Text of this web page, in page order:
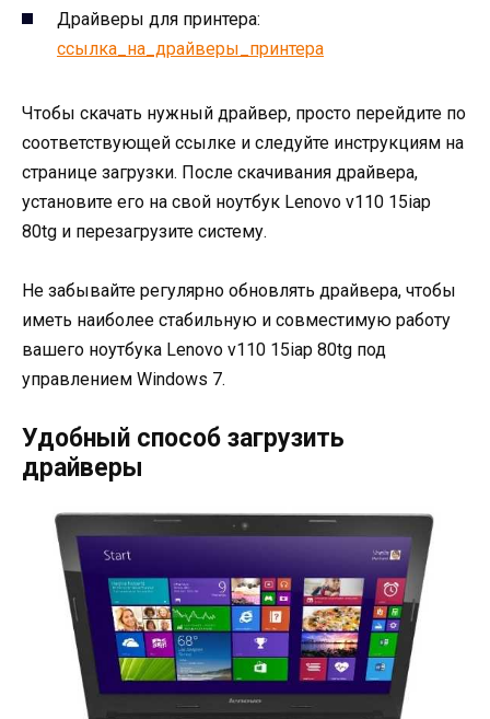
Драйверы для принтера:
ссылка_на_драйверы_принтера
Чтобы скачать нужный драйвер, просто перейдите по
соответствующей ссылке и следуйте инструкциям на
странице загрузки. После скачивания драйвера,
установите его на свой ноутбук Lenovo v110 15iap
80tg и перезагрузите систему.
Не забывайте регулярно обновлять драйвера, чтобы
иметь наиболее стабильную и совместимую работу
вашего ноутбука Lenovo v110 15iap 80tg под
управлением Windows 7.
Удобный способ загрузить
драйверы